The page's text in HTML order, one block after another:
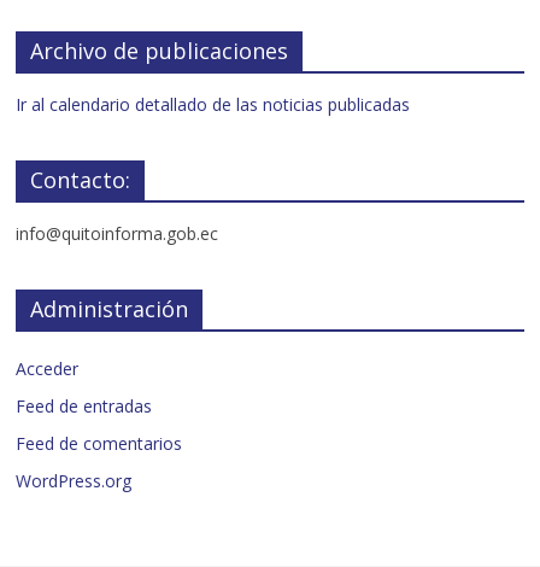
Archivo de publicaciones
Ir al calendario detallado de las noticias publicadas
Contacto:
info@quitoinforma.gob.ec
Administración
Acceder
Feed de entradas
Feed de comentarios
WordPress.org